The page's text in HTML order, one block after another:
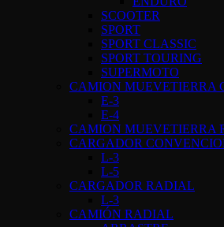
SCOOTER
SPORT
SPORT CLASSIC
SPORT TOURING
SUPERMOTO
CAMION MUEVETIERRA
E-3
E-4
CAMION MUEVETIERRA
CARGADOR
L-3
L-5
CARGADOR RADIAL
L-3
CAMIÓN RADIAL